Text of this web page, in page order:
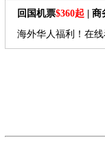
回国机票$360起 |
海外华人福利！在